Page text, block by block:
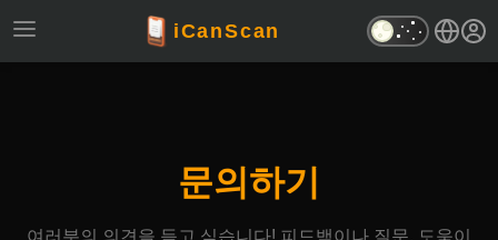
iCanScan
문의하기
여러분의 의견을 듣고 싶습니다! 피드백이나 질문, 도움이